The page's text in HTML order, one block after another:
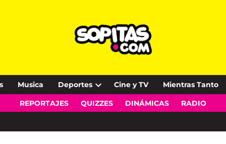
Musica Deportes
Open
dropdown
Cine y TV Mientras Tanto
REPORTAJES QUIZZES DINÁMICAS RADIO